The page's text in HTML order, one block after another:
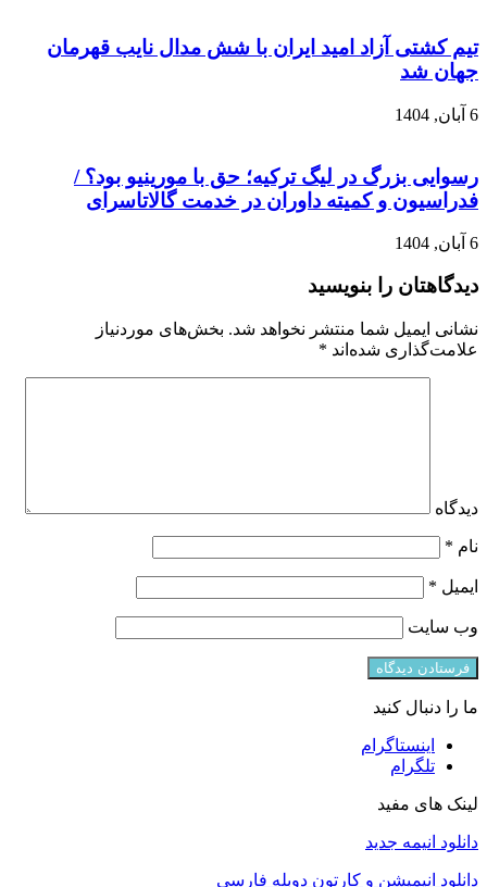
تیم کشتی آزاد امید ایران با شش مدال نایب قهرمان
جهان شد
6 آبان, 1404
رسوایی بزرگ در لیگ ترکیه؛ حق با مورینیو بود؟ /
فدراسیون و کمیته داوران در خدمت گالاتاسرای
6 آبان, 1404
دیدگاهتان را بنویسید
نشانی ایمیل شما منتشر نخواهد شد. بخش‌های موردنیاز
علامت‌گذاری شده‌اند *
دیدگاه
نام *
ایمیل *
وب‌ سایت
ما را دنبال کنید
اینستاگرام
تلگرام
لینک های مفید
دانلود انیمه جدید
دانلود انیمیشن و کارتون دوبله فارسی